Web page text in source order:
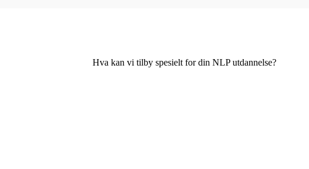
Hva kan vi tilby spesielt for din NLP utdannelse?